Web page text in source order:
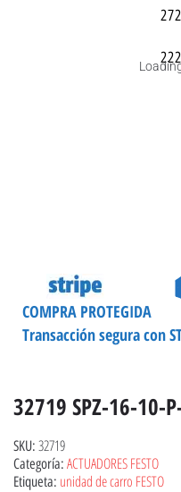
Transacción segura con
COMPRA PROTEGIDA
32719 SPZ-16-10-
SKU: 32719
Categoría: ACTUADORES FESTO
Etiqueta: unidad de carro FESTO